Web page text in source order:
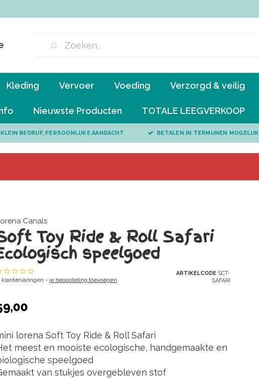
Kleding Vervoer Voeding Verzorgd & veilig
Nieuwste Producten TOTALE LEEGVERKOOP
KLEIN BEDRIJF, PERSOONLIJKE AANDACHT BETALEN IN TERMIJNEN MOGELIJK
Canals
Toy Ride & Roll Safari
speelgoed
klantervaringen - je beoordeling toevoegen
ARTIKELCODESCT-
SAFARI
lorena Soft Toy Ride & Roll Safari
meest en mooiste ecologische, handgemaakte en
speelgoed
van stukjes overgebleven stof